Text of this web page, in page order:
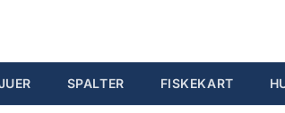
SPALTER FISKEKART